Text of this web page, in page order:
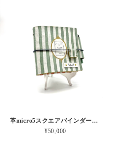
革micro5スクエアバインダー手帳 “ メロン・イチゴシェイク 昼下がりのお茶会” 本革
¥50,000